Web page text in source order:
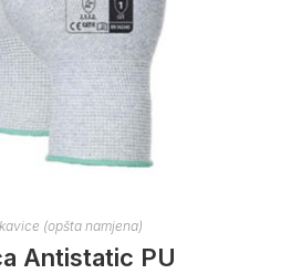
(opšta namjena)
Antistatic PU